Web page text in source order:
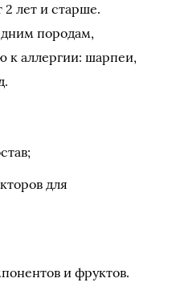
2 лет и старше.
породам,
к аллергии: шарпеи,
для
и фруктов.